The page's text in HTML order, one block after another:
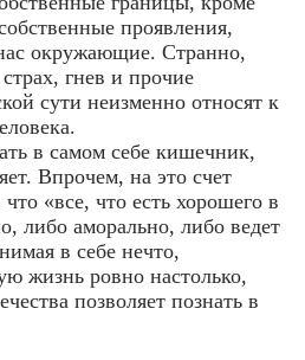
проявления,
окружающие. Странно,
гнев и прочие
сути неизменно относят к
в самом себе кишечник,
Впрочем, на это счет
«все, что есть хорошего в
либо аморально, либо ведет
в себе нечто,
жизнь ровно настолько,
позволяет познать в